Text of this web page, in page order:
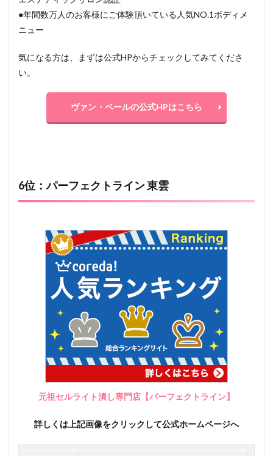
●年間数万人のお客様にご体験頂いている人気NO.1ボディメ
ニュー
気になる方は、まずは公式HPからチェックしてみてくださ
い。
ヴァン・ベールの公式HPはこちら
6位：パーフェクトライン 東雲
元祖セルライト潰し専門店【パーフェクトライン】
詳しくは上記画像をクリックして公式ホームページへ